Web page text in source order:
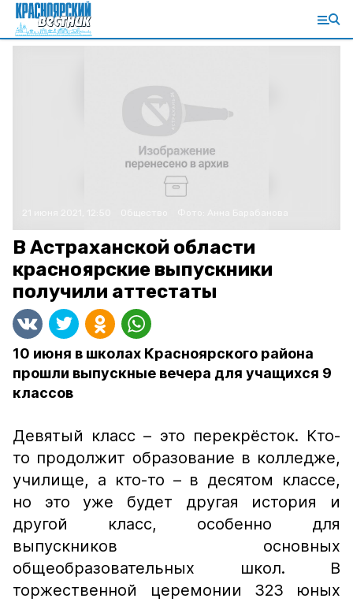
В Астраханской области
красноярские выпускники
получили аттестаты
10 июня в школах Красноярского района
прошли выпускные вечера для учащихся 9
классов
Девятый класс – это перекрёсток. Кто-
то продолжит образование в колледже,
училище, а кто-то – в десятом классе,
но это уже будет другая история и
другой класс, особенно для
выпускников основных
общеобразовательных школ. В
торжественной церемонии 323 юных